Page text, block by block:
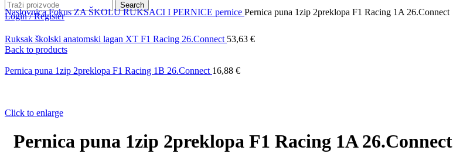
Search
Login / Register
NaslovnicaFokusZA ŠKOLURUKSACI I PERNICE pernice Pernica puna 1zip 2preklopa F1 Racing 1A 26.Connect
Ruksak školski anatomski lagan XT F1 Racing 26.Connect 53,63 €
Back to products
Pernica puna 1zip 2preklopa F1 Racing 1B 26.Connect 16,88 €
Click to enlarge
Pernica puna 1zip 2preklopa F1 Racing 1A 26.Connect